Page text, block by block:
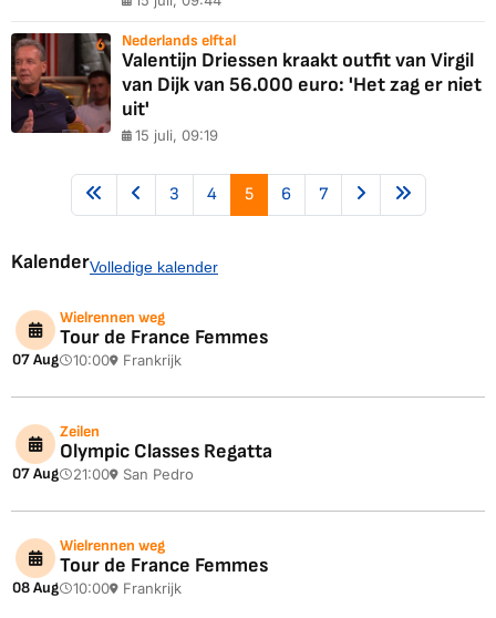
Nederlands elftal
Valentijn Driessen kraakt outfit van Virgil
van Dijk van 56.000 euro: 'Het zag er niet
uit'
15 juli, 09:19
3 4 5 6 7
KalenderVolledige kalender
07 Aug
Wielrennen weg
Tour de France Femmes
10:00 Frankrijk
07 Aug
Zeilen
Olympic Classes Regatta
21:00 San Pedro
08 Aug
Wielrennen weg
Tour de France Femmes
10:00 Frankrijk